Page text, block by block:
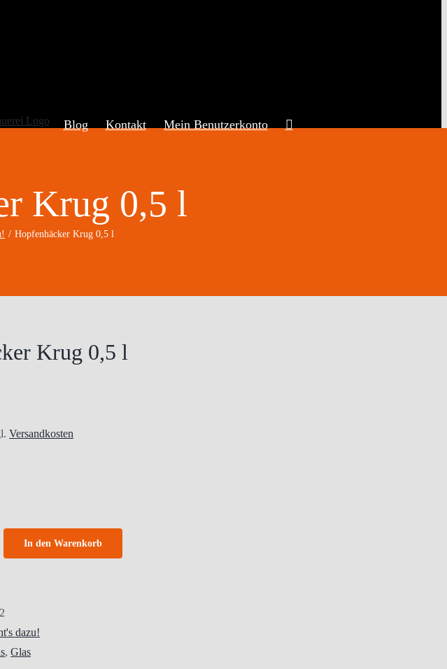
Blog Kontakt Mein Benutzerkonto
Krug 0,5 l
Hopfenhäcker Krug 0,5 l
Krug 0,5 l
Versandkosten
In den Warenkorb
dazu!
, Glas